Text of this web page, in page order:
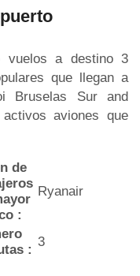
vuelos a destino 3
que llegan a
Bruselas Sur and
aviones que
de
:
Ryanair
:
3